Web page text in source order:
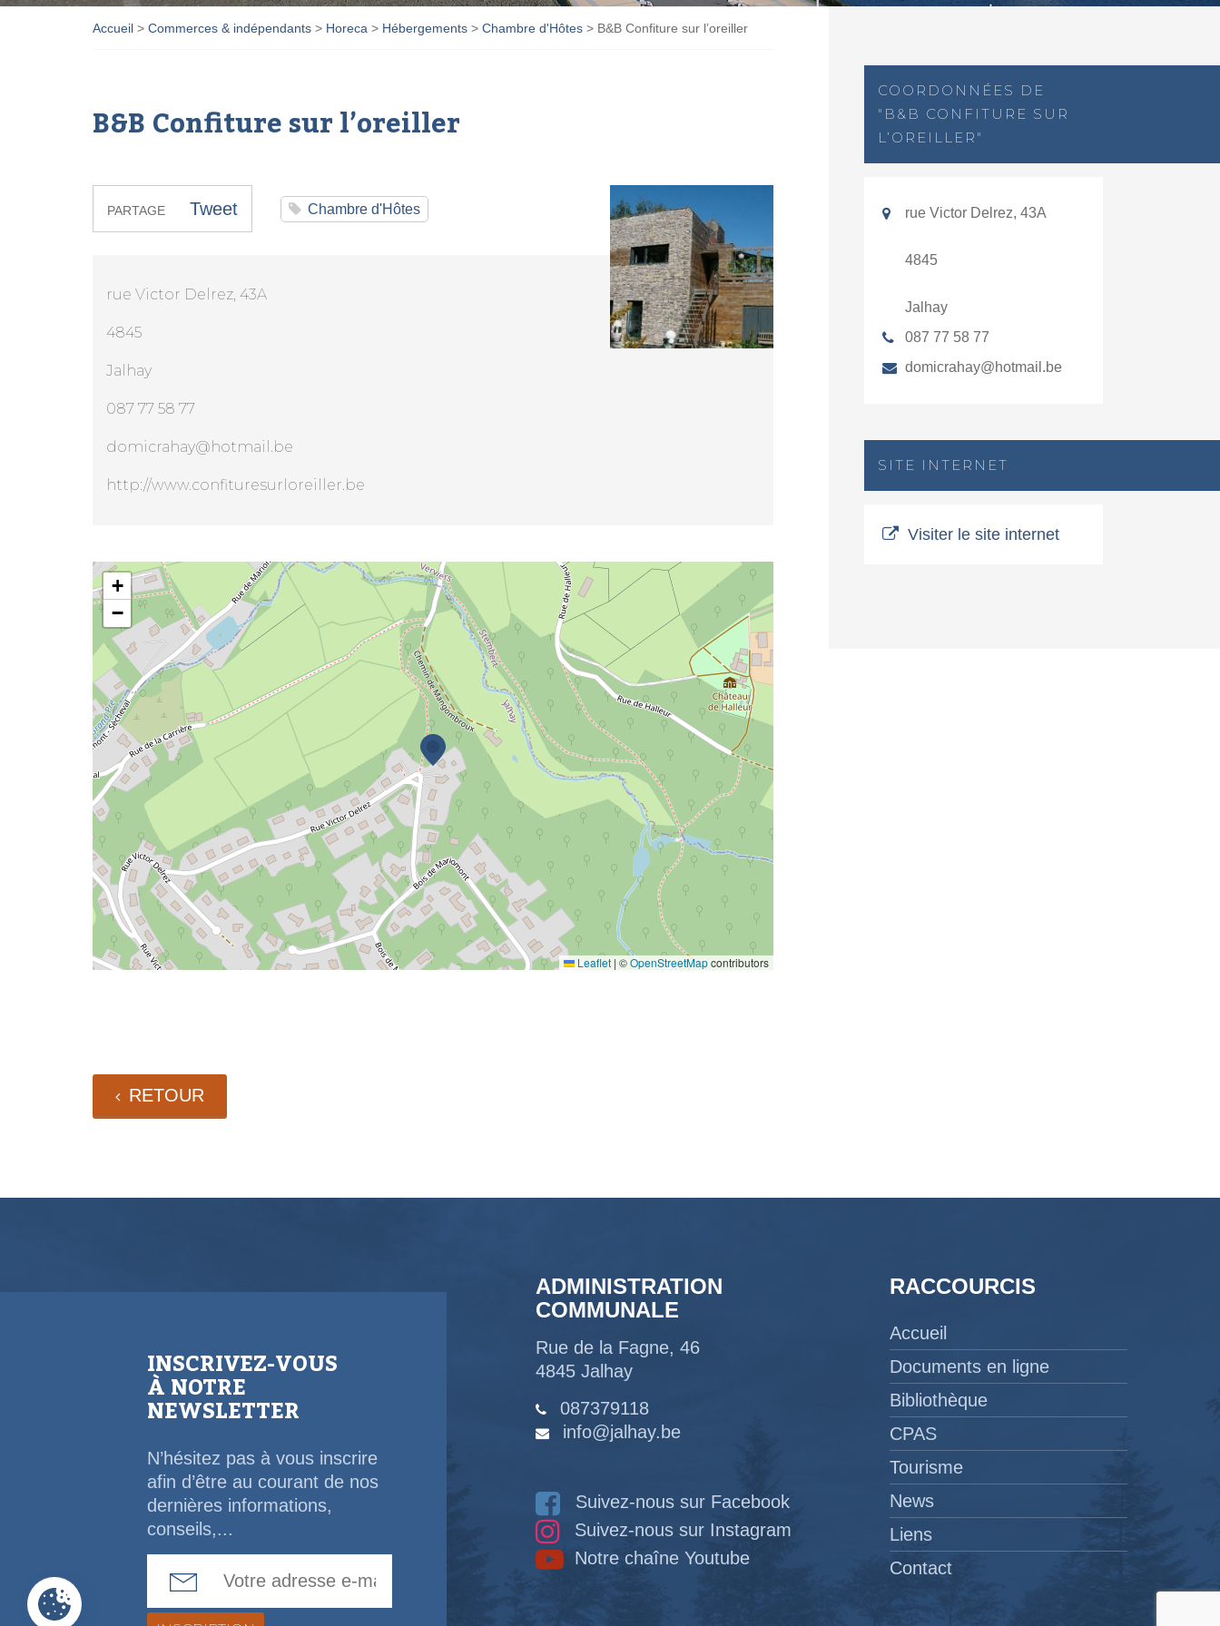
Accueil > Commerces & indépendants > Horeca > Hébergements > Chambre d'Hôtes > B&B Confiture sur l’oreiller
B&B Confiture sur l’oreiller
PARTAGE Tweet Chambre d'Hôtes
rue Victor Delrez, 43A
4845
Jalhay
087 77 58 77
domicrahay@hotmail.be
http://www.confituresurloreiller.be
B&B Confiture sur l’oreiller
+
−
Leaflet | ©OpenStreetMapcontributors
RETOUR
COORDONNÉES DE
"B&B CONFITURE SUR
L’OREILLER"
rue Victor Delrez, 43A
4845
Jalhay
087 77 58 77
domicrahay@hotmail.be
SITE INTERNET
Visiter le site internet
INSCRIVEZ-VOUS
À NOTRE
NEWSLETTER
N’hésitez pas à vous inscrire
afin d’être au courant de nos
dernières informations,
conseils,...
ADMINISTRATION
COMMUNALE
Rue de la Fagne, 46
4845 Jalhay
087379118
info@jalhay.be
Suivez-nous sur Facebook
Suivez-nous sur Instagram
Notre chaîne Youtube
RACCOURCIS
Accueil
Documents en ligne
Bibliothèque
CPAS
Tourisme
News
Liens
Contact